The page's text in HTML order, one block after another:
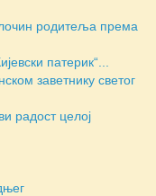
родитеља према
патерик“...
заветнику светог
радост целој